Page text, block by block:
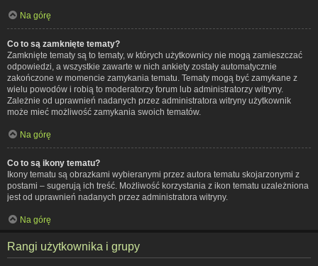
Na górę
Co to są zamknięte tematy?
Zamknięte tematy są to tematy, w których użytkownicy nie mogą zamieszczać
odpowiedzi, a wszystkie zawarte w nich ankiety zostały automatycznie
zakończone w momencie zamykania tematu. Tematy mogą być zamykane z
wielu powodów i robią to moderatorzy forum lub administratorzy witryny.
Zależnie od uprawnień nadanych przez administratora witryny użytkownik
może mieć możliwość zamykania swoich tematów.
Na górę
Co to są ikony tematu?
Ikony tematu są obrazkami wybieranymi przez autora tematu skojarzonymi z
postami – sugerują ich treść. Możliwość korzystania z ikon tematu uzależniona
jest od uprawnień nadanych przez administratora witryny.
Na górę
Rangi użytkownika i grupy